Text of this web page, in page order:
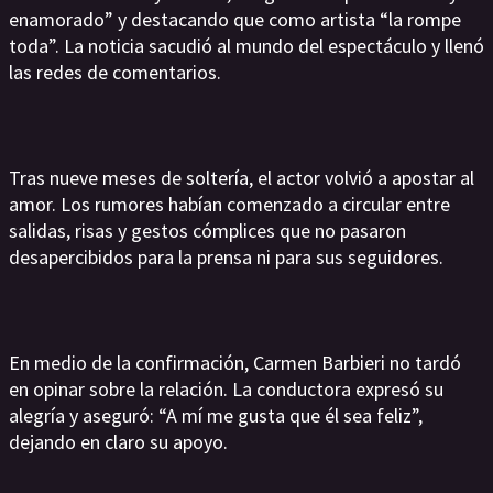
enamorado” y destacando que como artista “la rompe
toda”. La noticia sacudió al mundo del espectáculo y llenó
las redes de comentarios.
Tras nueve meses de soltería, el actor volvió a apostar al
amor. Los rumores habían comenzado a circular entre
salidas, risas y gestos cómplices que no pasaron
desapercibidos para la prensa ni para sus seguidores.
En medio de la confirmación, Carmen Barbieri no tardó
en opinar sobre la relación. La conductora expresó su
alegría y aseguró: “A mí me gusta que él sea feliz”,
dejando en claro su apoyo.